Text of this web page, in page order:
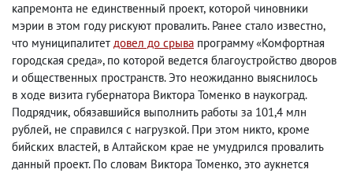
капремонта не единственный проект, которой чиновники
мэрии в этом году рискуют провалить. Ранее стало известно,
что муниципалитет довел до срыва программу «Комфортная
городская среда», по которой ведется благоустройство дворов
и общественных пространств. Это неожиданно выяснилось
в ходе визита губернатора Виктора Томенко в наукоград.
Подрядчик, обязавшийся выполнить работы за 101,4 млн
рублей, не справился с нагрузкой. При этом никто, кроме
бийских властей, в Алтайском крае не умудрился провалить
данный проект. По словам Виктора Томенко, это аукнется